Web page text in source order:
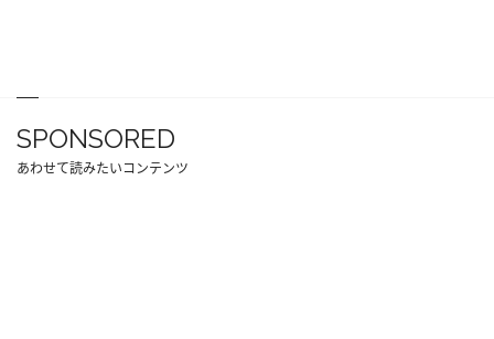
SPONSORED
あわせて読みたいコンテンツ